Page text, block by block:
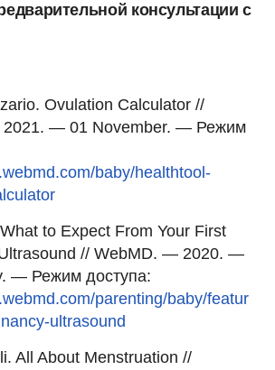
консультации с
Ovulation Calculator //
— 01 November. — Режим
baby/healthtool-
to Expect From Your First
// WebMD. — 2020. —
— Режим доступа:
parenting/baby/featur
ultrasound
All About Menstruation //